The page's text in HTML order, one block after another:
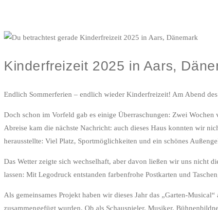
Kinderfreizeit 2025 in Aars,
Endlich Sommerferien – endlich wieder Kinderfreizeit! Am Abend
Doch schon im Vorfeld gab es einige Überraschungen: Zwei
Abreise kam die nächste Nachricht: auch dieses Haus konnten wir
herausstellte: Viel Platz, Sportmöglichkeiten und ein schönes
Das Wetter zeigte sich wechselhaft, aber davon ließen wir uns nicht
lassen: Mit Legodruck entstanden farbenfrohe Postkarten und
Als gemeinsames Projekt haben wir dieses Jahr das „Garten-
zusammengefügt wurden. Ob als Schauspieler, Musiker,